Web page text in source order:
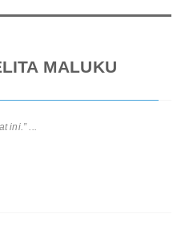
MALUKU
Pemerintah Apresiasi Peran